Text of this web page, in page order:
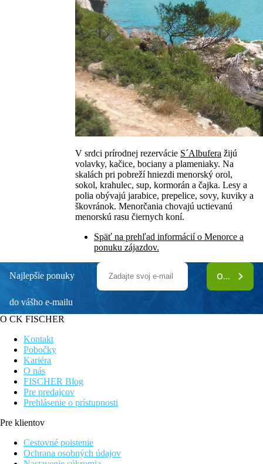
V srdci prírodnej rezervácie S´Albufera žijú
volavky, kačice, bociany a plameniaky. Na
skalách pri pobreží hniezdi menorský orol,
sokol, krahulec, sup, kormorán a čajka. Lesy a
polia obývajú jarabice, prepelice, sovy, kuviky a
škovránok. Menorčania chovajú uctievanú
menorskú rasu čiernych koní.
Späť na prehľad informácií o Menorce a
ponuku zájazdov.
Najlepšie ponuky
do vášho e-mailu
ODOBERAŤ
O CK FISCHER
Kontakt
Pobočky
Kariéra
O nás
FISCHER Blog
Pre predajcov
Prehlásenie o prístupnosti
Pre klientov
Cestovné poistenie
Ochrana osobných údajov